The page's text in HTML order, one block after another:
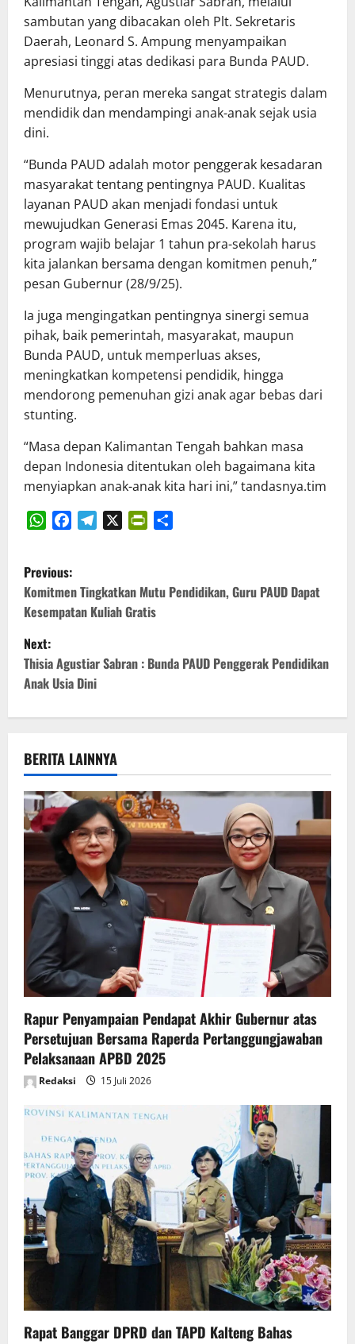
sambutan yang dibacakan oleh Plt. Sekretaris
Daerah, Leonard S. Ampung menyampaikan
apresiasi tinggi atas dedikasi para Bunda PAUD.
Menurutnya, peran mereka sangat strategis dalam
mendidik dan mendampingi anak-anak sejak usia
dini.
‎“Bunda PAUD adalah motor penggerak kesadaran
masyarakat tentang pentingnya PAUD. Kualitas
layanan PAUD akan menjadi fondasi untuk
mewujudkan Generasi Emas 2045. Karena itu,
program wajib belajar 1 tahun pra-sekolah harus
kita jalankan bersama dengan komitmen penuh,”
pesan Gubernur (28/9/25).
‎Ia juga mengingatkan pentingnya sinergi semua
pihak, baik pemerintah, masyarakat, maupun
Bunda PAUD, untuk memperluas akses,
meningkatkan kompetensi pendidik, hingga
mendorong pemenuhan gizi anak agar bebas dari
stunting.
“Masa depan Kalimantan Tengah bahkan masa
depan Indonesia ditentukan oleh bagaimana kita
menyiapkan anak-anak kita hari ini,” tandasnya.tim
P
o
s
t
n
v
i
g
a
t
i
o
n
Previous:
Komitmen Tingkatkan Mutu Pendidikan, Guru PAUD Dapat
Kesempatan Kuliah Gratis
Next:
Thisia Agustiar Sabran : Bunda PAUD Penggerak Pendidikan
Anak Usia Dini
BERITA LAINNYA
Rapur Penyampaian Pendapat Akhir Gubernur atas
Persetujuan Bersama Raperda Pertanggungjawaban
Pelaksanaan APBD 2025
Redaksi 15 Juli 2026
Rapat Banggar DPRD dan TAPD Kalteng Bahas